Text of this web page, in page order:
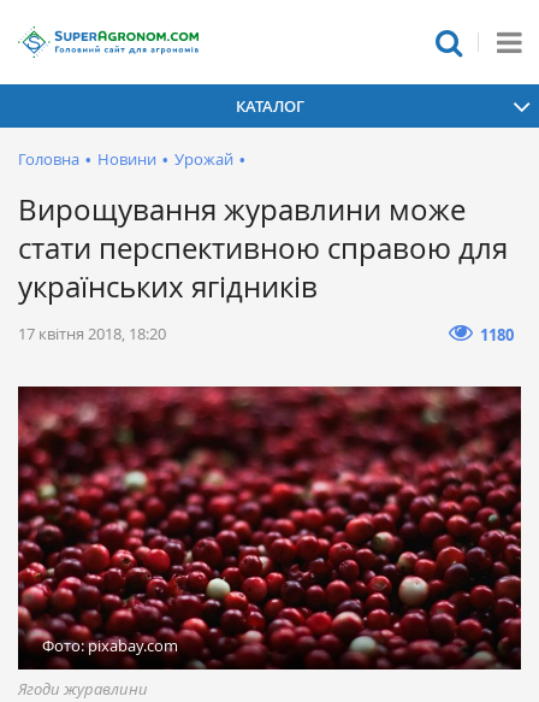
КАТАЛОГ
Головна • Новини • Урожай •
Вирощування журавлини може
стати перспективною справою для
українських ягідників
17 квітня 2018, 18:20 1180
Фото: pixabay.com
Ягоди журавлини